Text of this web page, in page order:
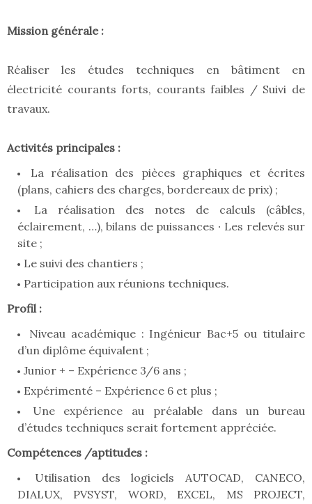
Mission générale :
Réaliser les études techniques en bâtiment en
électricité courants forts, courants faibles / Suivi de
travaux.
Activités principales :
La réalisation des pièces graphiques et écrites
(plans, cahiers des charges, bordereaux de prix) ;
La réalisation des notes de calculs (câbles,
éclairement, …), bilans de puissances ∙ Les relevés sur
site ;
Le suivi des chantiers ;
Participation aux réunions techniques.
Profil :
Niveau académique : Ingénieur Bac+5 ou titulaire
d’un diplôme équivalent ;
Junior + – Expérience 3/6 ans ;
Expérimenté – Expérience 6 et plus ;
Une expérience au préalable dans un bureau
d’études techniques serait fortement appréciée.
Compétences /aptitudes :
Utilisation des logiciels AUTOCAD, CANECO,
DIALUX, PVSYST, WORD, EXCEL, MS PROJECT,